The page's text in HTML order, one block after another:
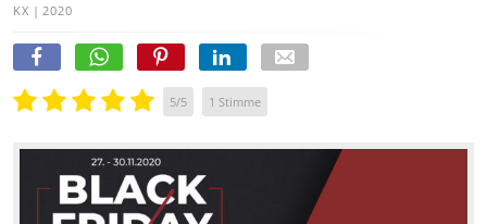
KX | 2020
5/5 1 Stimme